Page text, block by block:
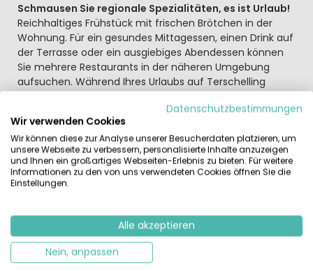
Schmausen Sie regionale Spezialitäten, es ist Urlaub!
Reichhaltiges Frühstück mit frischen Brötchen in der
Wohnung. Für ein gesundes Mittagessen, einen Drink auf
der Terrasse oder ein ausgiebiges Abendessen können
Sie mehrere Restaurants in der näheren Umgebung
aufsuchen. Während Ihres Urlaubs auf Terschelling
erleben Sie Wasserspaß für Groß und Klein im Hallenbad
De Dôbe, das 500 Meter vom Park entfernt liegt.
Planschen Sie mit den Kindern im Wasser, lassen Sie sich
im Jetstream treiben und rutschen Sie eine Rutsche
nach der anderen hinunter. Im Sommer können Sie sich
im Meer an der Wattenküste abkühlen. Oder lassen Sie
lieber Drachen am Strand steigen oder machen Sie
Herausforderung? Dann gehen Sie zum Strandsegeln
Lassen Sie sich vom vielseitigen Terschelling
Datenschutzbestimmungen
Wir verwenden Cookies
Wir können diese zur Analyse unserer Besucherdaten platzieren, um
unsere Webseite zu verbessern, personalisierte Inhalte anzuzeigen
und Ihnen ein großartiges Webseiten-Erlebnis zu bieten. Für weitere
Informationen zu den von uns verwendeten Cookies öffnen Sie die
Einstellungen.
Alle akzeptieren
Nein, anpassen